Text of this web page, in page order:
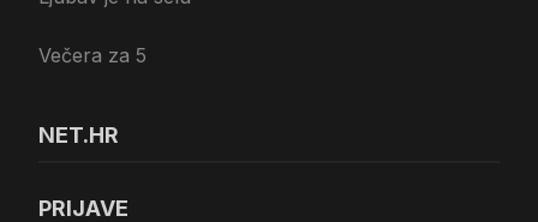
Večera za 5
NET.HR
PRIJAVE